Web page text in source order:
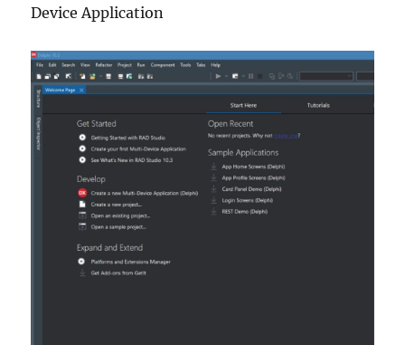
Device Application